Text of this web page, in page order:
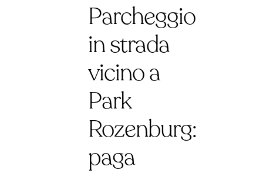
Parcheggio
in strada
vicino a
Park
Rozenburg:
paga